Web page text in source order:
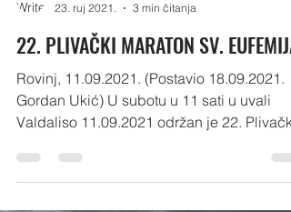
23. ruj 2021.
3 min čitanja
22. PLIVAČKI MARATON SV. EUFEMIJA
Rovinj, 11.09.2021. (Postavio 18.09.2021.
Gordan Ukić) U subotu u 11 sati u uvali
Valdaliso 11.09.2021 održan je 22. Plivački